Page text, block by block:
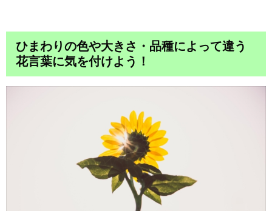
ひまわりの色や大きさ・品種によって違う
花言葉に気を付けよう！